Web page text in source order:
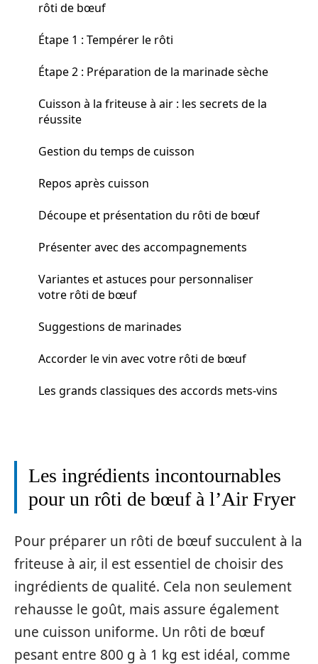
rôti de bœuf
Étape 1 : Tempérer le rôti
Étape 2 : Préparation de la marinade sèche
Cuisson à la friteuse à air : les secrets de la
réussite
Gestion du temps de cuisson
Repos après cuisson
Découpe et présentation du rôti de bœuf
Présenter avec des accompagnements
Variantes et astuces pour personnaliser
votre rôti de bœuf
Suggestions de marinades
Accorder le vin avec votre rôti de bœuf
Les grands classiques des accords mets-vins
Les ingrédients incontournables
pour un rôti de bœuf à l’Air Fryer
Pour préparer un rôti de bœuf succulent à la
friteuse à air, il est essentiel de choisir des
ingrédients de qualité. Cela non seulement
rehausse le goût, mais assure également
une cuisson uniforme. Un rôti de bœuf
pesant entre 800 g à 1 kg est idéal, comme